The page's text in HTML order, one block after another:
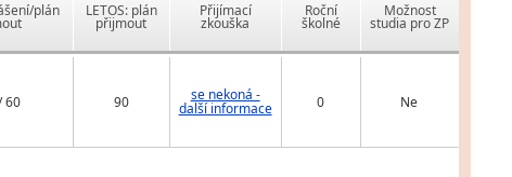
plán LETOS: plán
přijmout
Přijímací
zkouška
Roční
školné
Možnost
studia pro ZP
60 90 se nekoná -
další informace 0 Ne